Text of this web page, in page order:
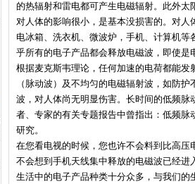
的热辐射和雷电都可产生电磁辐射。此外
对人体的影响很小，是基本没损害的。对人
电冰箱、洗衣机、微波炉，手机、计算机
乎所有的电子产品都会释放电磁波，即使是
根据麦克斯韦理论，任何加速的电荷都能
（脉动波）及不均匀的电磁辐射波，如防
波，对人体尚无明显伤害。长时间的低频
者、专家的有关专题报告中曾指出：低频
研究。
在您看电视的时候，您也许不会料到比高
不会想到手机天线集中释放的电磁波已经
生活中的电子产品种类十分众多，与我们